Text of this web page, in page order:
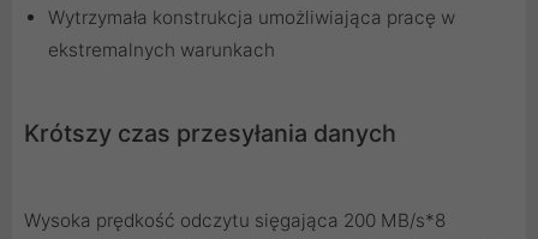
Wytrzymała konstrukcja umożliwiająca pracę w
ekstremalnych warunkach
Krótszy czas przesyłania danych
Wysoka prędkość odczytu sięgająca 200 MB/s*8